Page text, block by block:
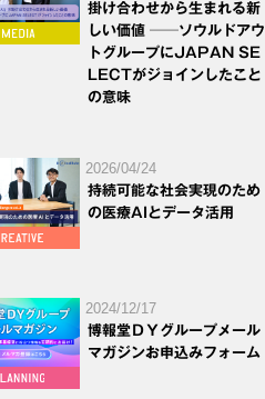
掛け合わせから生まれる新
しい価値 ──ソウルドアウ
トグループにJAPAN SE
LECTがジョインしたこと
の意味
2026/04/24
持続可能な社会実現のため
の医療AIとデータ活用
2024/12/17
博報堂ＤＹグループメール
マガジンお申込みフォーム